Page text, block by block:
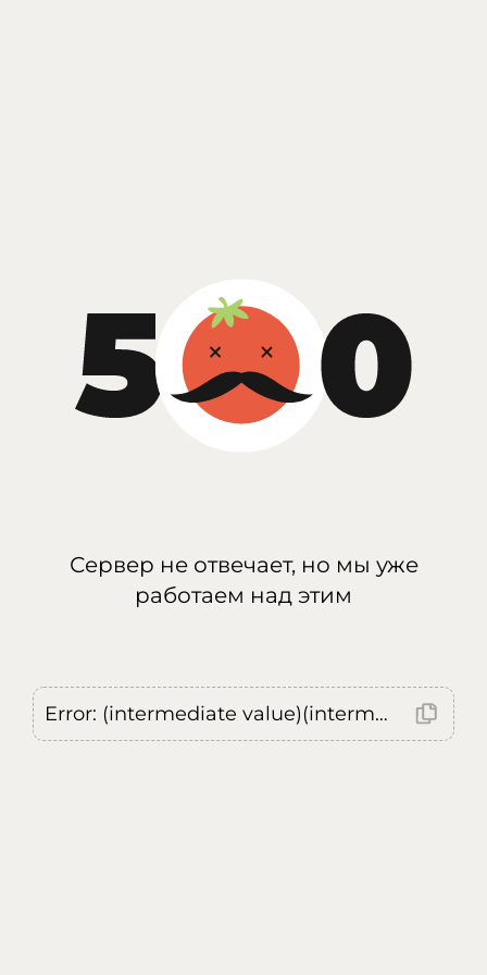
Сервер не отвечает, но мы уже
работаем над этим
Error: (intermediate value)(intermediate value)(intermediate value).replaceAll is not a function